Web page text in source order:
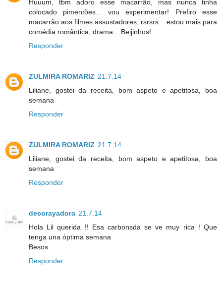
Huuum, tbm adoro esse macarrão, mas nunca tinha
colocado pimentões... vou experimentar! Prefiro esse
macarrão aos filmes assustadores, rsrsrs... estou mais para
comédia romântica, drama... Beijinhos!
Responder
ZULMIRA ROMARIZ 21.7.14
Liliane, gostei da receita, bom aspeto e apetitosa, boa
semana
Responder
ZULMIRA ROMARIZ 21.7.14
Liliane, gostei da receita, bom aspeto e apetitosa, boa
semana
Responder
decorayadora 21.7.14
Hola Lil querida !! Esa carbonsda se ve muy rica ! Que
tenga una óptima semana
Besos
Responder